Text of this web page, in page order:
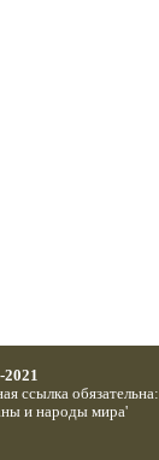
2021
ссылка обязательна:
и народы мира'